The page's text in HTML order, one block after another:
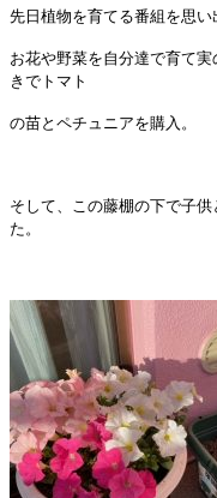
先日植物を育てる番組を思い
お花や野菜を自分達で育て
きでトマト
の苗とペチュニアを購入。
そして、この藤棚の下で子
た。